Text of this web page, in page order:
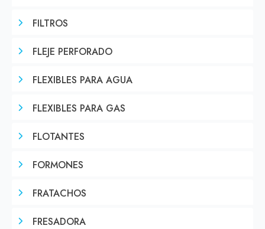
FILTROS
FLEJE PERFORADO
FLEXIBLES PARA AGUA
FLEXIBLES PARA GAS
FLOTANTES
FORMONES
FRATACHOS
FRESADORA